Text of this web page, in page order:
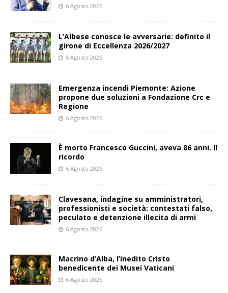
6 Agosto 2026
L’Albese conosce le avversarie: definito il
girone di Eccellenza 2026/2027
6 Agosto 2026
Emergenza incendi Piemonte: Azione
propone due soluzioni a Fondazione Crc e
Regione
6 Agosto 2026
È morto Francesco Guccini, aveva 86 anni. Il
ricordo
6 Agosto 2026
Clavesana, indagine su amministratori,
professionisti e società: contestati falso,
peculato e detenzione illecita di armi
6 Agosto 2026
Macrino d’Alba, l’inedito Cristo
benedicente dei Musei Vaticani
6 Agosto 2026